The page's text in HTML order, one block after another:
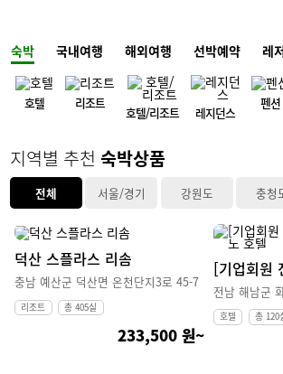
숙박 국내여행 해외여행 선박예약 레
호텔 리조트
호텔/리조트 레지던스
펜션
지역별 추천숙박상품
전체 서울/경기 강원도 충청
덕산 스플라스 리솜
충남 예산군 덕산면 온천단지3로 45-7
리조트 총 405실
233,500 원~
전남 해남군
호텔 총 120